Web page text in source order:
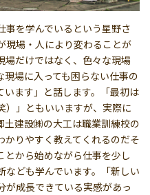
事を学んでいるという星野さ
現場・人により変わることが
場だけではなく、色々な現場
場に入っても困らない仕事の
います」と話します。「最初は
）」ともいいますが、実際に
建設㈱の大工は職業訓練校の
りやすく教えてくれるのだそ
とから始めながら仕事を少し
ども学んでいます。「新しい
が成長できている実感があっ